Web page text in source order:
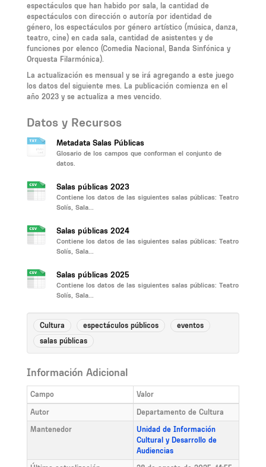
espectáculos que han habido por sala, la cantidad de
espectáculos con dirección o autoría por identidad de
género, los espectáculos por género artístico (música, danza,
teatro, cine) en cada sala, cantidad de asistentes y de
funciones por elenco (Comedia Nacional, Banda Sinfónica y
Orquesta Filarmónica).
La actualización es mensual y se irá agregando a este juego
los datos del siguiente mes. La publicación comienza en el
año 2023 y se actualiza a mes vencido.
Datos y Recursos
Metadata Salas Públicas
Glosario de los campos que conforman el conjunto de
datos.
Salas públicas 2023
Contiene los datos de las siguientes salas públicas: Teatro
Solís, Sala...
Salas públicas 2024
Contiene los datos de las siguientes salas públicas: Teatro
Solís, Sala...
Salas públicas 2025
Contiene los datos de las siguientes salas públicas: Teatro
Solís, Sala...
Cultura espectáculos públicos
eventos
salas públicas
Información Adicional
Campo
Valor
Autor
Departamento de Cultura
Mantenedor
Unidad de Información
Cultural y Desarrollo de
Audiencias